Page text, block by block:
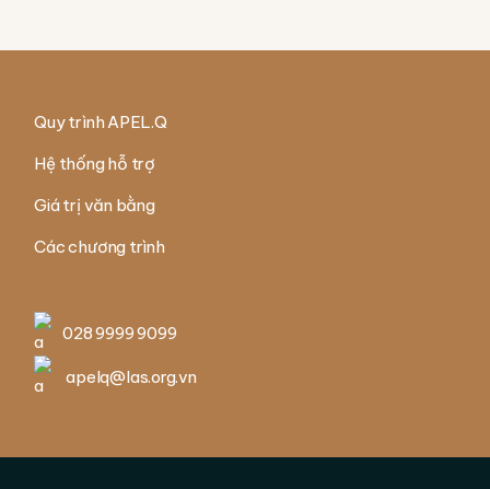
Quy trình APEL.Q
Hệ thống hỗ trợ
Giá trị văn bằng
Các chương trình
028 9999 9099
apelq@las.org.vn